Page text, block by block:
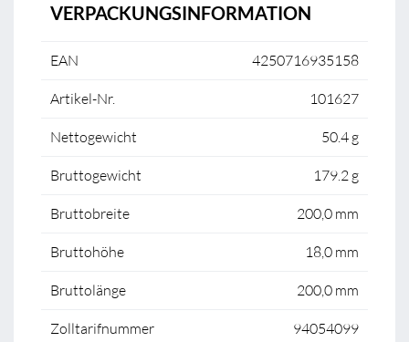
VERPACKUNGSINFORMATION
EAN 4250716935158
Artikel-Nr. 101627
Nettogewicht 50.4 g
Bruttogewicht 179.2 g
Bruttobreite 200,0 mm
Bruttohöhe 18,0 mm
Bruttolänge 200,0 mm
Zolltarifnummer 94054099